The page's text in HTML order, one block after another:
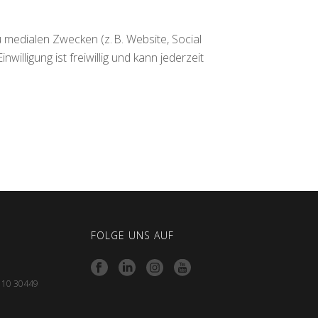
Zwecken (z. B. Website, Social
ist freiwillig und kann jederzeit
30449
FOLGE UNS AUF